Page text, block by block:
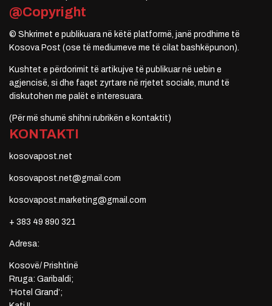
@Copyright
© Shkrimet e publikuara në këtë platformë, janë prodhime të
Kosova Post (ose të mediumeve me të cilat bashkëpunon).
Kushtet e përdorimit të artikujve të publikuar në uebin e
agjencisë, si dhe faqet zyrtare në rrjetet sociale, mund të
diskutohen me palët e interesuara.
(Për më shumë shihni rubrikën e kontaktit)
KONTAKTI
kosovapost.net
kosovapost.net@gmail.com
kosovapost.marketing@gmail.com
+ 383 49 890 321
Adresa:
Kosovë/ Prishtinë
Rruga: Garibaldi;
‘Hotel Grand’;